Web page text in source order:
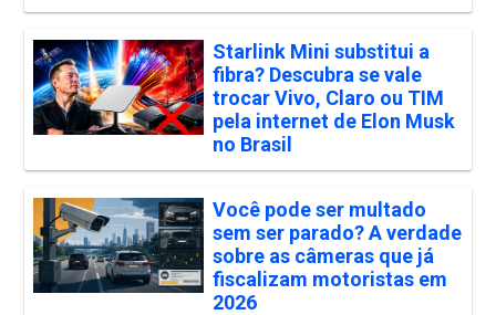
Starlink Mini substitui a
fibra? Descubra se vale
trocar Vivo, Claro ou TIM
pela internet de Elon Musk
no Brasil
Você pode ser multado
sem ser parado? A verdade
sobre as câmeras que já
fiscalizam motoristas em
2026